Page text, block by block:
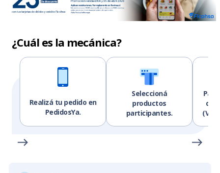
¿Cuál es la mecánica?
Realizá tu pedido en
PedidosYa.
Seleccioná
productos
participantes.
de